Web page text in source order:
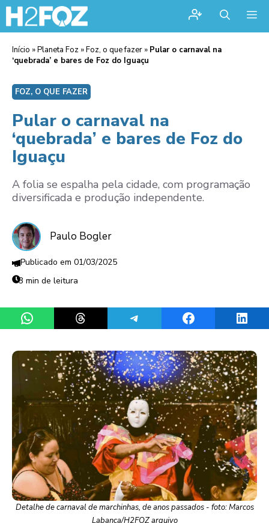
Início »Planeta Foz »Foz, o que fazer » Pular o carnaval na
‘quebrada’ e bares de Foz do Iguaçu
FOZ, O QUE FAZER
Pular o carnaval na
‘quebrada’ e bares de Foz do
Iguaçu
A folia se espalha pela cidade, com programação
diversificada e produção independente.
Paulo Bogler
01/03/2025
3 min de leitura
Share on WhatsAppShare on ThreadsShare on TelegramShare on Facebook
Detalhe de carnaval de marchinhas, de anos passados - foto: Marcos
Labanca/H2FOZ arquivo